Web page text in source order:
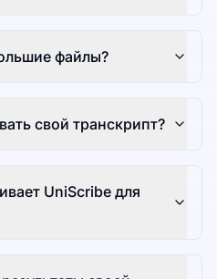
файлы?
свой транскрипт?
UniScribe для